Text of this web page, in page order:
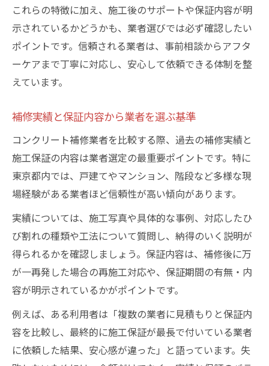
コンクリート階段補修の専門業者比較の方
法
階段補修DIYとプロ業者依頼の違いを解説
東京で階段の割れ補修に強い業者を選ぶ基
準
東京で安心できるコンクリート補修を選ぶ秘訣
分け方
補修後も安心な保証とアフターサービスの
重要性
い
東京の補修業者比較で重視すべき安全性ポ
イント
見積もり比較から分かるコンクリート補修
コンクリート補修業者比較で差が出るポイント
東京の補修業者比較で注目すべき実績と技
術
これらの特徴に加え、施工後のサポートや保証内容が明
示されているかどうかも、業者選びでは必ず確認したい
ポイントです。信頼される業者は、事前相談からアフタ
ーケアまで丁寧に対応し、安心して依頼できる体制を整
えています。
補修実績と保証内容から業者を選ぶ基準
コンクリート補修業者を比較する際、過去の補修実績と
施工保証の内容は業者選定の最重要ポイントです。特に
東京都内では、戸建てやマンション、階段など多様な現
場経験がある業者ほど信頼性が高い傾向があります。
実績については、施工写真や具体的な事例、対応したひ
び割れの種類や工法について質問し、納得のいく説明が
得られるかを確認しましょう。保証内容は、補修後に万
が一再発した場合の再施工対応や、保証期間の有無・内
容が明示されているかがポイントです。
例えば、ある利用者は「複数の業者に見積もりと保証内
容を比較し、最終的に施工保証が最長で付いている業者
に依頼した結果、安心感が違った」と語っています。失